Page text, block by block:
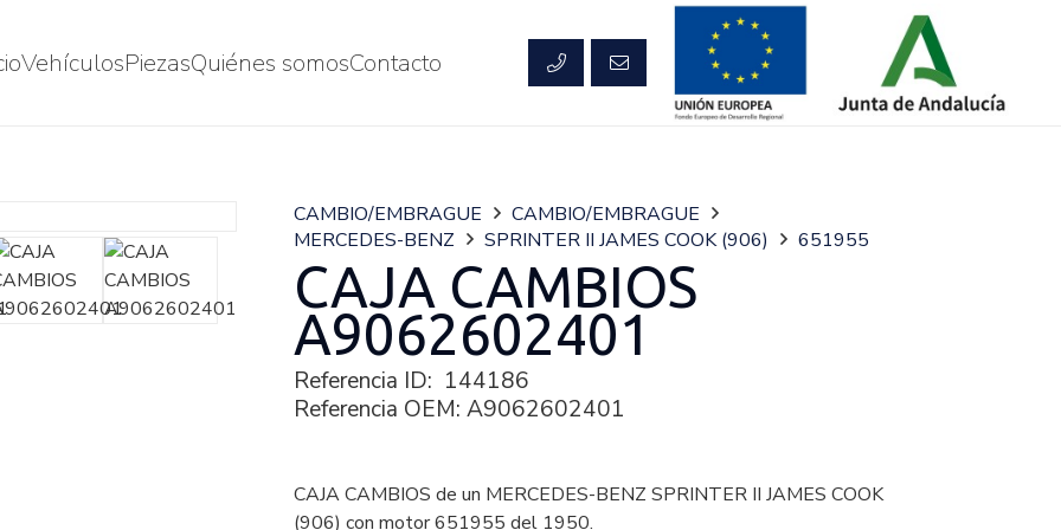
VehículosPiezasQuiénes somosContacto
CAMBIO/EMBRAGUE
CAMBIO/EMBRAGUE
MERCEDES-BENZ
SPRINTER II JAMES COOK (906) 651955
CAJA CAMBIOS
A9062602401
Referencia ID: 144186
Referencia OEM: A9062602401
CAJA CAMBIOS de un MERCEDES-BENZ SPRINTER II JAMES COOK
(906) con motor 651955 del 1950.